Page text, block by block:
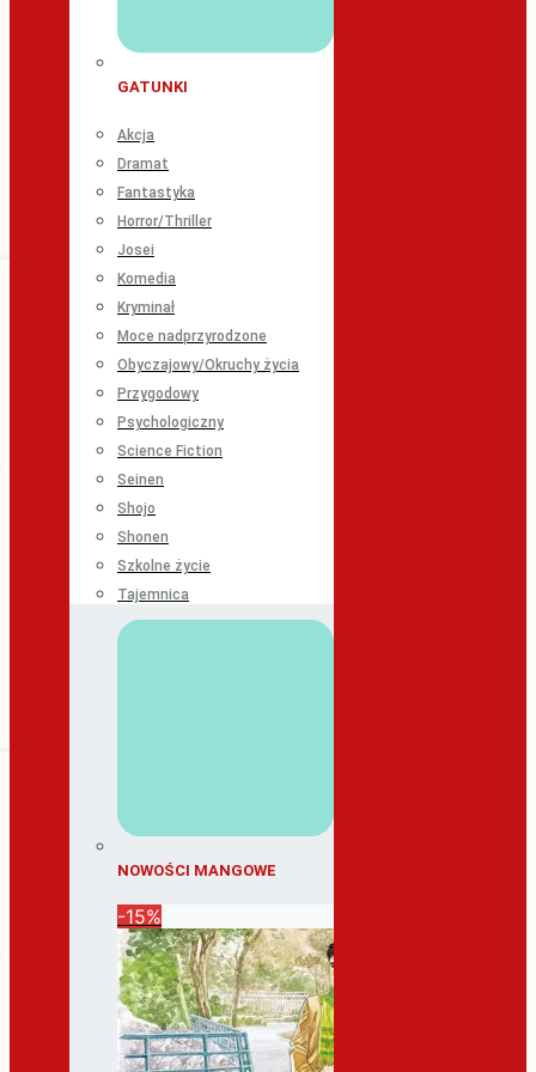
GATUNKI
Akcja
Dramat
Fantastyka
Horror/Thriller
Josei
Komedia
Kryminał
Moce nadprzyrodzone
Obyczajowy/Okruchy życia
Przygodowy
Psychologiczny
Science Fiction
Seinen
Shojo
Shonen
Szkolne życie
Tajemnica
NOWOŚCI MANGOWE
-15%